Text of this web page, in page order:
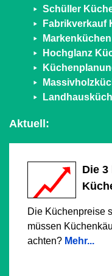
Schüller
Fabrikverkauf
Markenküchen
Hochglanz
Aktuell:
Die
Die Küchenpreise
müssen
achten? Mehr...